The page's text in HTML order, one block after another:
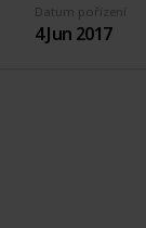
Datum pořízení
4 Jun 2017